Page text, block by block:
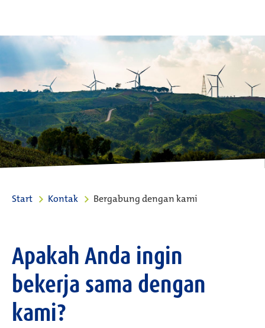
Start Kontak Bergabung dengan kami
Apakah Anda ingin
bekerja sama dengan
kami?